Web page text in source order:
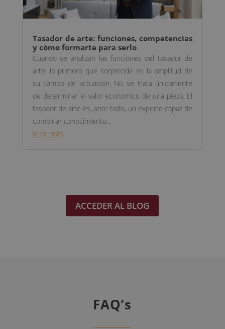
Tasador de arte: funciones, competencias
y cómo formarte para serlo
Cuando se analizan las funciones del tasador de
arte, lo primero que sorprende es la amplitud de
su campo de actuación. No se trata únicamente
de determinar el valor económico de una pieza. El
tasador de arte es, ante todo, un experto capaz de
combinar conocimiento...
leer más
ACCEDER AL BLOG
FAQ’s